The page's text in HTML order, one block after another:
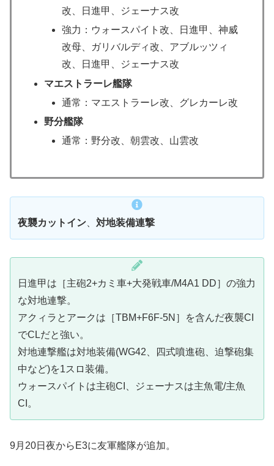
改、日進甲、ジェーナス改
強力：ウォースパイト改、日進甲、神威
改母、ガリバルディ改、アブルッツィ
改、日進甲、ジェーナス改
マエストラーレ艦隊
通常：マエストラーレ改、グレカーレ改
野分艦隊
通常：野分改、朝雲改、山雲改
夜襲カットイン 対地装備連撃
日進甲は［主砲2+カミ車+大発戦車/M4A1 DD］の強力
な対地連撃。
アクィラとアークは［TBM+F6F-5N］を含んだ夜襲CI
でCLだと強い。
対地連撃艦は対地装備(WG42、四式噴進砲、迫撃砲集
中など)を1スロ装備。
ウォースパイトは主砲CI、ジェーナスは主魚電/主魚
CI。
9月20日夜からE3に友軍艦隊が追加。